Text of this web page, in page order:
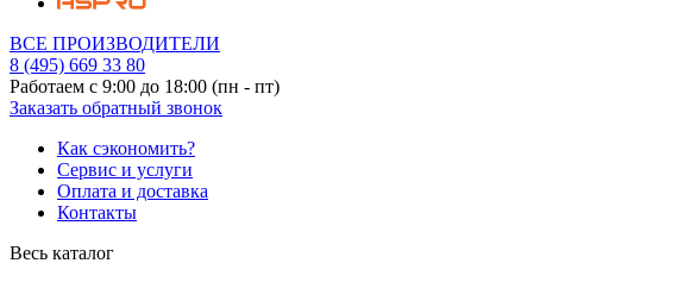
ВСЕ ПРОИЗВОДИТЕЛИ
8 (495) 669 33 80
Работаем с 9:00 до 18:00 (пн - пт)
Заказать обратный звонок
Как сэкономить?
Сервис и услуги
Оплата и доставка
Контакты
Весь каталог